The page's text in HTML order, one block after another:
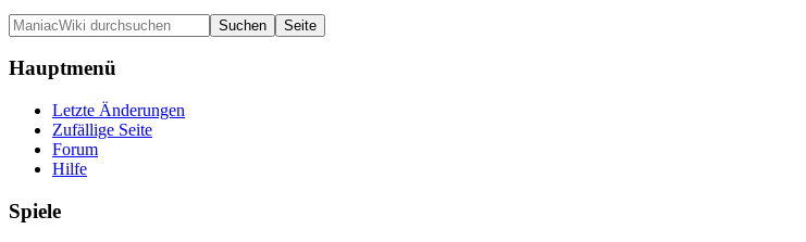
Hauptmenü
Letzte Änderungen
Zufällige Seite
Forum
Hilfe
Spiele